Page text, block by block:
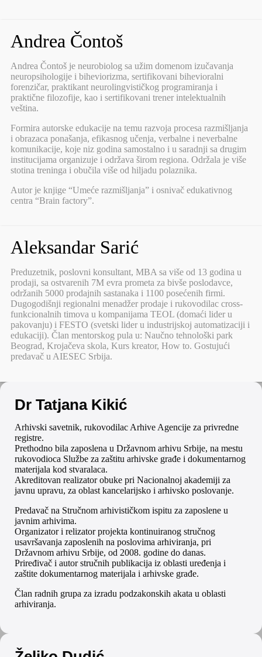
Andrea Čontoš
Andrea Čontoš je neurobiolog sa užim domenom izučavanja
neuropsihologije i biheviorizma, sertifikovani bihevioralni
forenzičar, praktikant neurolingvističkog programiranja i
praktične filozofije, kao i sertifikovani trener intelektualnih
veština.
Formira autorske edukacije na temu razvoja procesa razmišljanja
i obrazaca ponašanja, efikasnog učenja, verbalne i neverbalne
komunikacije, koje niz godina samostalno i u saradnji sa drugim
institucijama organizuje i održava širom regiona. Održala je više
stotina treninga i obučila više od hiljadu polaznika.
Autor je knjige “Umeće razmišljanja” i osnivač edukativnog
centra “Brain factory”.
Aleksandar Sarić
Preduzetnik, poslovni konsultant, MBA sa više od 13 godina u
prodaji, sa ostvarenih 7M evra prometa za bivše poslodavce,
održanih 5000 prodajnih sastanaka i 1100 posećenih firmi.
Dugogodišnji regionalni menadžer prodaje i rukovodilac cross-
funkcionalnih timova u kompanijama TEOL (domaći lider u
pakovanju) i FESTO (svetski lider u industrijskoj automatizaciji i
edukaciji). Član mentorskog pula u: Naučno tehnološki park
Beograd, Krojačeva skola, Kurs kreator, How to. Gostujući
predavač u AIESEC Srbija.
Dr Tatjana Kikić
Arhivski savetnik, rukovodilac Arhive Agencije za privredne
registre.
Prethodno bila zaposlena u Državnom arhivu Srbije, na mestu
rukovodioca Službe za zaštitu arhivske građe i dokumentarnog
materijala kod stvaralaca.
Akreditovan realizator obuke pri Nacionalnoj akademiji za
javnu upravu, za oblast kancelarijsko i arhivsko poslovanje.
Predavač na Stručnom arhivističkom ispitu za zaposlene u
javnim arhivima.
Organizator i relizator projekta kontinuiranog stručnog
usavršavanja zaposlenih na poslovima arhiviranja, pri
Državnom arhivu Srbije, od 2008. godine do danas.
Priređivač i autor stručnih publikacija iz oblasti uređenja i
zaštite dokumentarnog materijala i arhivske građe.
Član radnih grupa za izradu podzakonskih akata u oblasti
arhiviranja.